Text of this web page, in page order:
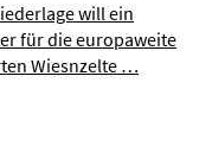
will ein
für die europaweite
Wiesnzelte …